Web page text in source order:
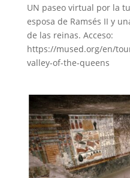
UN paseo virtual por la
esposa de Ramsés II y
de las reinas. Acceso:
https://mused.org/en/
valley-of-the-queens